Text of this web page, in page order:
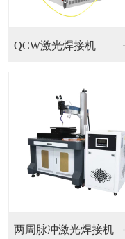
光纤激光喷码
光纤激光喷码机